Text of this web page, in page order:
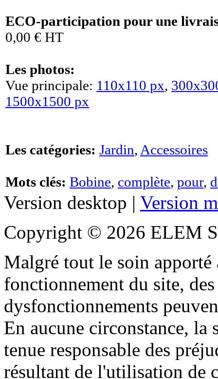
ECO-participation pour une
0,00 € HT
Les photos:
Vue principale: 110x110 px,
1500x1500 px
Les catégories: Jardin, Accessoires
Mots clés: Bobine, complète, pour,
Version desktop | Version
Copyright © 2026 ELEM
Malgré tout le soin apporté
fonctionnement du site,
dysfonctionnements
En aucune circonstance, la
tenue responsable des
résultant de l'utilisation de